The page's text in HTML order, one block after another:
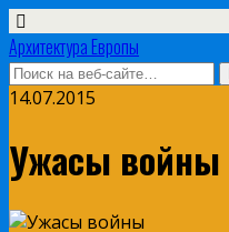
Архитектура Европы
14.07.2015
Ужасы войны